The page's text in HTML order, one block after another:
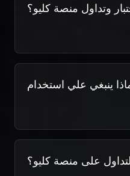
وتداول منصة كليو؟
على منصة كليو؟